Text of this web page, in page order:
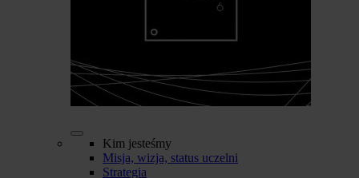
Kim jesteśmy
Misja, wizja, status uczelni
Strategia